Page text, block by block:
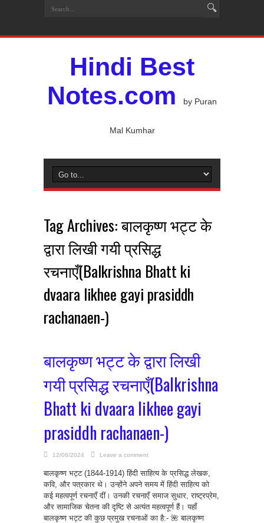
Hindi Best
Notes.com
by Puran
Mal Kumhar
Tag Archives:बालकृष्ण भट्ट के
द्वारा लिखी गयी प्रसिद्ध
रचनाएँ(Balkrishna Bhatt ki
dvaara likhee gayi prasiddh
rachanaen-)
बालकृष्ण भट्ट के द्वारा लिखी
गयी प्रसिद्ध रचनाएँ(Balkrishna
Bhatt ki dvaara likhee gayi
prasiddh rachanaen-)
12/06/2024 Leave a comment
बालकृष्ण भट्ट (1844-1914) हिंदी साहित्य के प्रसिद्ध लेखक,
कवि, और पत्रकार थे। उन्होंने अपने समय में हिंदी साहित्य को
कई महत्वपूर्ण रचनाएँ दीं। उनकी रचनाएँ समाज सुधार, राष्ट्रप्रेम,
और सामाजिक चेतना की दृष्टि से अत्यंत महत्वपूर्ण हैं। यहाँ
बालकृष्ण भट्ट की कुछ प्रमुख रचनाओं का है:- 🌺 बालकृष्ण